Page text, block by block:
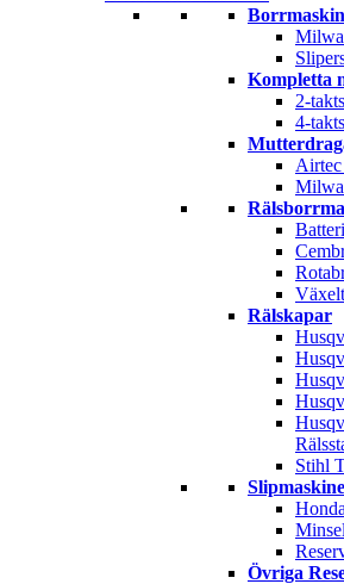
Kompletta
2-
4-
Rälskapar
Stihl
Övriga